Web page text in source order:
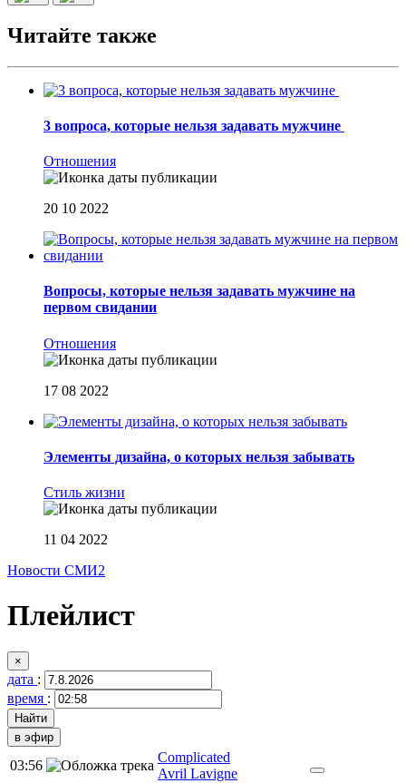
Читайте также
3 вопроса, которые нельзя задавать мужчине
Отношения
20 10 2022
Вопросы, которые нельзя задавать мужчине на
первом свидании
Отношения
17 08 2022
Элементы дизайна, о которых нельзя забывать
Стиль жизни
11 04 2022
Новости СМИ2
Плейлист
×
дата :
время :
в эфир
03:56
Complicated
Avril Lavigne